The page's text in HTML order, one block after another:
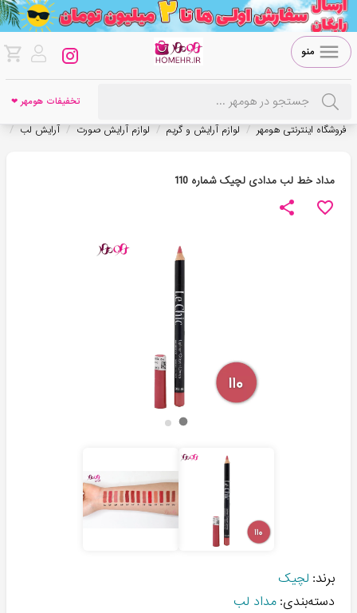
منو
تخفیفات هومهر ❤
فروشگاه اینترنتی هومهر / لوازم آرایش و گریم / لوازم آرایش صورت / آرایش لب /
مداد خط لب مدادی لچیک شماره 110
برند: لچیک
دسته‌بندی: مداد لب